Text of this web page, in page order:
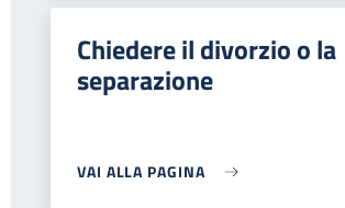
Chiedere il divorzio o la
separazione
VAI ALLA PAGINA